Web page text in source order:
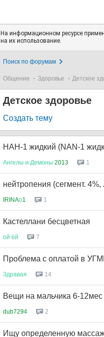
На информационном ресурсе
на их использование.
Поиск по форумам
Общение Здоровье Детское
Детское здоровье
Создать тему
НАН-1 жидкий (NAN-1
Ангелы и Демоны 2013 1
нейтропения (сегмент.
IRINAо1 1
Кастеллани бесцветная
ой ёй 7
Проблема с оплатой в
Здравая 14
Вещи на мальчика 6-12мес
dub7294 2
Ищу определенную